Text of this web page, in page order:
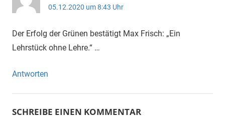
05.12.2020 um 8:43 Uhr
Der Erfolg der Grünen bestätigt Max Frisch: „Ein
Lehrstück ohne Lehre.“ …
Antworten
SCHREIBE EINEN KOMMENTAR